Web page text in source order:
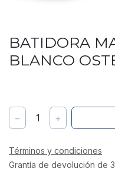
BATIDORA
BLANCO
− 1 +
Términos y condiciones
Grantía de devolución de